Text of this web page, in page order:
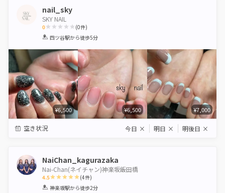
nail_sky
SKY NAIL
0
1 2 3 4 5
(0件)
四ツ谷駅から徒歩5分
¥6,500 ¥6,500 ¥7,000
空き状況 今日 × 明日 × 明後日 ×
NaiChan_kagurazaka
Nai-Chan(ネイチャン)神楽坂飯田橋
4.5
1 2 3 4 5
(4件)
神楽坂駅から徒歩2分